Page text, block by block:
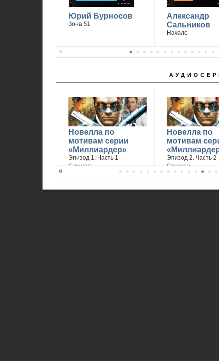
Юрий Бурносов
Зона 51
Александр
Сальников
Начало
Новелла по
мотивам серии
«Миллиардер»
Эпизод 1. Часть 1
Слушать
Новелла по
мотивам
Эпизод 2. Часть 2
Слушать